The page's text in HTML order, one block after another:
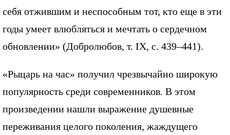
себя отжившим и неспособным тот, кто еще в эти
годы умеет влюбляться и мечтать о сердечном
обновлении» (Добролюбов, т. IX, с. 439–441).
«Рыцарь на час» получил чрезвычайно широкую
популярность среди современников. В этом
произведении нашли выражение душевные
переживания целого поколения, жаждущего